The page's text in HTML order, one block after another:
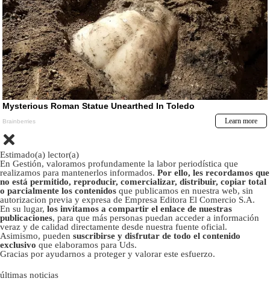
Estimado(a) lector(a)
En Gestión, valoramos profundamente la labor periodística que
realizamos para mantenerlos informados. Por ello, les recordamos que
no está permitido, reproducir, comercializar, distribuir, copiar total
o parcialmente los contenidos que publicamos en nuestra web, sin
autorizacion previa y expresa de Empresa Editora El Comercio S.A.
En su lugar, los invitamos a compartir el enlace de nuestras
publicaciones, para que más personas puedan acceder a información
veraz y de calidad directamente desde nuestra fuente oficial.
Asimismo, pueden suscribirse y disfrutar de todo el contenido
exclusivo que elaboramos para Uds.
Gracias por ayudarnos a proteger y valorar este esfuerzo.
últimas noticias